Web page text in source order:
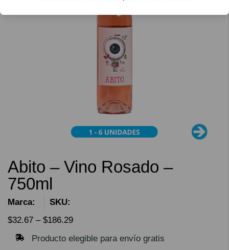
Abito – Vino Rosado –
750ml
Marca:
SKU:
$32.67 – $186.29
Producto elegible para envío gratis